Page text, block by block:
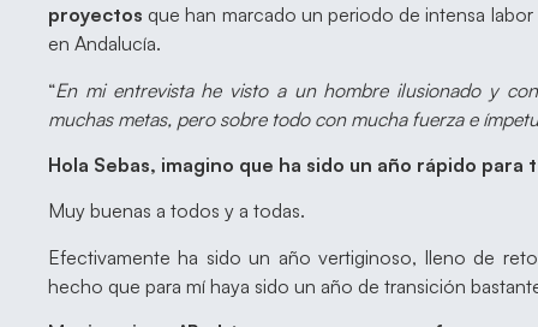
proyectos que han marcado un periodo de intensa
en Andalucía.
“En mi entrevista he visto a un hombre ilusionado y
muchas metas, pero sobre todo con mucha fuerza e ímpetu
Hola Sebas, imagino que ha sido un año rápido para
Muy buenas a todos y a todas.
Efectivamente ha sido un año vertiginoso, lleno de
hecho que para mí haya sido un año de transición